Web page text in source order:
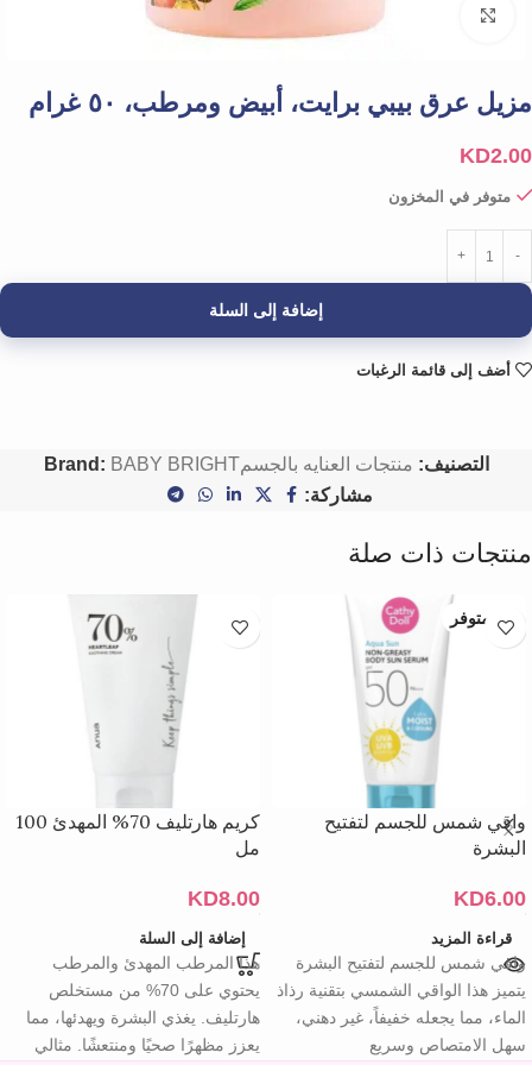
مزيل عرق بيبي برايت، أبيض ومرطب، ٥٠ غرام
KD2.00
متوفر في المخزون
إضافة إلى السلة
أضف إلى قائمة الرغبات
التصنيف: منتجات العنايه بالجسم Brand: BABY BRIGHT
مشاركة:
منتجات ذات صلة
غير متوفر
واقي شمس للجسم لتفتيح
البشرة
KD6.00
قراءة المزيد
واقي شمس للجسم لتفتيح البشرة
يتميز هذا الواقي الشمسي بتقنية رذاذ
الماء، مما يجعله خفيفاً، غير دهني،
سهل الامتصاص وسريع
كريم هارتليف 70% المهدئ 100
مل
KD8.00
إضافة إلى السلة
هذا المرطب المهدئ والمرطب
يحتوي على 70% من مستخلص
هارتليف. يغذي البشرة ويهدئها، مما
يعزز مظهرًا صحيًا ومنتعشًا. مثالي